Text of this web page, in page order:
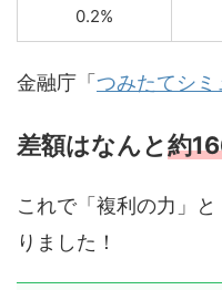
0.2%
金融庁「 つみたてシミ
差額はなんと約
これで「複利の力」
りました！